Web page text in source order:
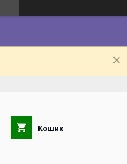
Кошик